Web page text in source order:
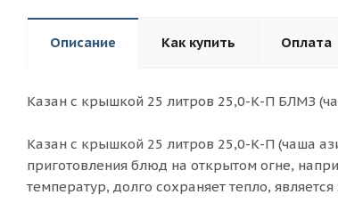
Описание Как купить Оплата
Казан с крышкой 25 литров 25,0-К-П БЛМЗ
Казан с крышкой 25 литров 25,0-К-П (чаша
приготовления блюд на открытом огне,
температур, долго сохраняет тепло,